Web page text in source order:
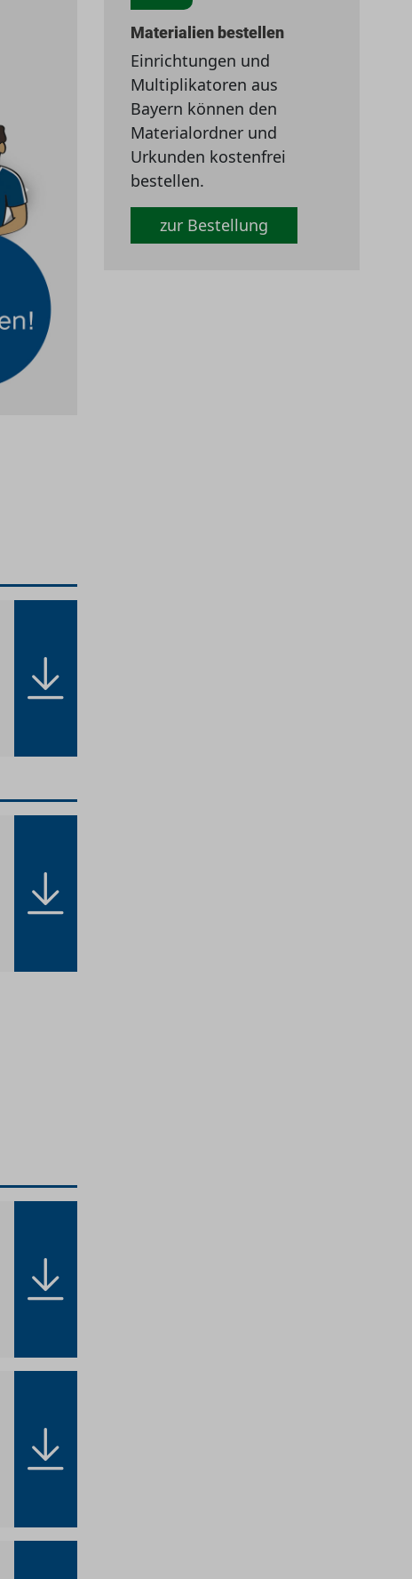
Materialien bestellen
Einrichtungen und
Multiplikatoren aus
Bayern können den
Materialordner und
Urkunden kostenfrei
bestellen.
zur Bestellung